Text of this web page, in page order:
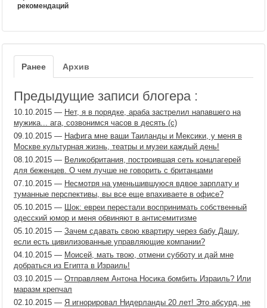
рекомендаций
Ранее Архив
Предыдущие записи блогера :
10.10.2015 — Нет, я в порядке, араба застрелил напавшего на
мужика... ага, созвонимся часов в десять (с)
09.10.2015 — Нафига мне ваши Таиланды и Мексики, у меня в
Москве культурная жизнь, театры и музеи каждый день!
08.10.2015 — Великобритания, построившая сеть концлагерей
для беженцев. О чем лучше не говорить с британцами
07.10.2015 — Несмотря на уменьшившуюся вдвое зарплату и
туманные перспективы, вы все еще впахиваете в офисе?
05.10.2015 — Шок: евреи перестали воспринимать собственный
одесский юмор и меня обвиняют в антисемитизме
05.10.2015 — Зачем сдавать свою квартиру через бабу Дашу,
если есть цивилизованные управляющие компании?
04.10.2015 — Моисей, мать твою, отмени субботу и дай мне
добраться из Египта в Израиль!
03.10.2015 — Отправляем Антона Носика бомбить Израиль? Или
маразм крепчал
02.10.2015 — Я игнорировал Нидерланды 20 лет! Это абсурд, не